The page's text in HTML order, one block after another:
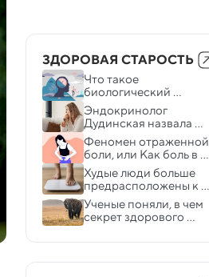
ЗДОРОВАЯ СТАРОСТЬ
Что такое
биологический
возраст и его основная
проблема
Эндокринолог
Дудинская назвала
шесть неочевидных
признаков
гипотиреоза
Феномен отраженной
боли, или Как боль в
сердце не перепутать с
гастритом
Худые люди больше
предрасположены к
деменции
Ученые поняли, в чем
секрет здорового
старения слонов и
китов